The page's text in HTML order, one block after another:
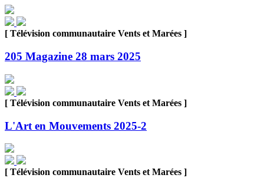
[ Télévision communautaire Vents et Marées ]
205 Magazine 28 mars 2025
[ Télévision communautaire Vents et Marées ]
L'Art en Mouvements 2025-2
[ Télévision communautaire Vents et Marées ]